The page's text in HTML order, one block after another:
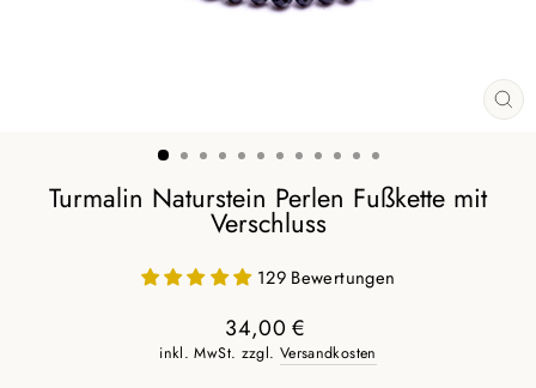
Turmalin Naturstein Perlen Fußkette mit
Verschluss
129 Bewertungen
Normaler
Preis
34,00 €
inkl. MwSt. zzgl. Versandkosten